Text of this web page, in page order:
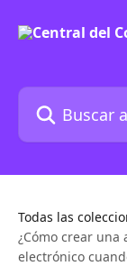
Buscar artículos...
Todas las
¿Cómo crear
electrónico